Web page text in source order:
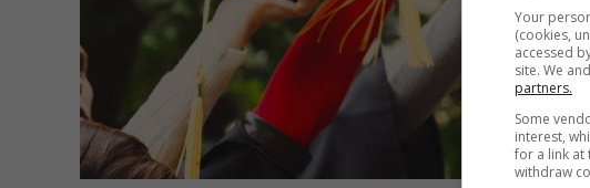
Your
(cookies,
accessed
site. We
partners.
Some
interest,
for a link at
withdraw